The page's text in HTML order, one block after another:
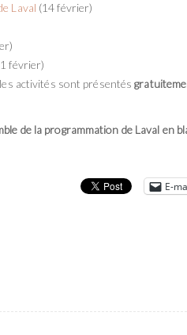
Laval (14 février)
février)
activités sont présentés
de la programmation de Laval en
E-